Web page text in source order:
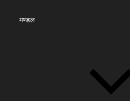
मण्डल